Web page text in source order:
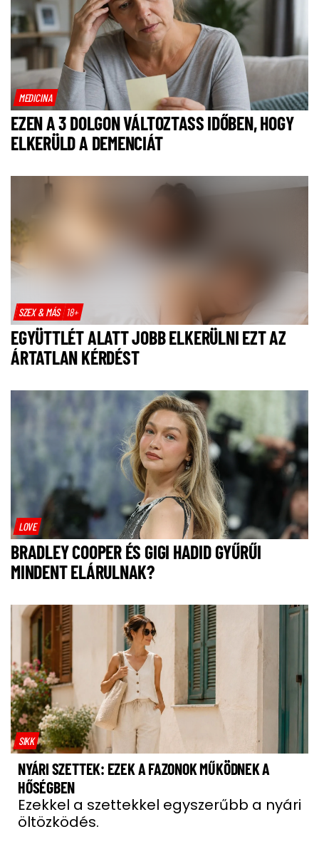
MEDICINA
EZEN A 3 DOLGON VÁLTOZTASS IDŐBEN, HOGY
ELKERÜLD A DEMENCIÁT
SZEX & MÁS 18+
EGYÜTTLÉT ALATT JOBB ELKERÜLNI EZT AZ
ÁRTATLAN KÉRDÉST
LOVE
BRADLEY COOPER ÉS GIGI HADID GYŰRŰI
MINDENT ELÁRULNAK?
SIKK
NYÁRI SZETTEK: EZEK A FAZONOK MŰKÖDNEK A
HŐSÉGBEN
Ezekkel a szettekkel egyszerűbb a nyári
öltözködés.